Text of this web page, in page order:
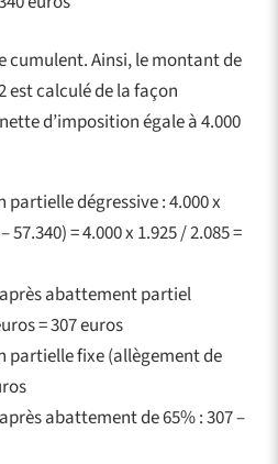
cumulent. Ainsi, le montant de
est calculé de la façon
d’imposition égale à 4.000
dégressive : 4.000 x
57.340) = 4.000 x 1.925 / 2.085 =
abattement partiel
= 307 euros
partielle fixe (allègement de
abattement de 65% : 307 –